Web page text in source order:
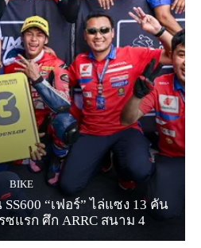
BIKE
“เฟอร์” ไล่แซง 13 คัน
ซแรก ศึก ARRC สนาม 4